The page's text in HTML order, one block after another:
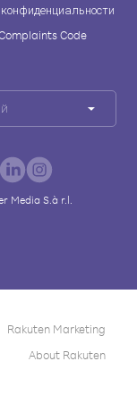
Code
Media S.à r.l.
Rakuten Marketing
About Rakuten